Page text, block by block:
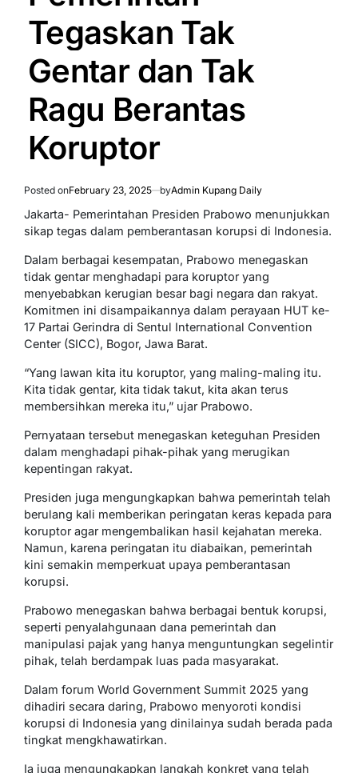
Tegaskan Tak
Gentar dan Tak
Ragu Berantas
Koruptor
Posted onFebruary 23, 2025 byAdmin Kupang Daily
Jakarta- Pemerintahan Presiden Prabowo menunjukkan
sikap tegas dalam pemberantasan korupsi di Indonesia.
Dalam berbagai kesempatan, Prabowo menegaskan
tidak gentar menghadapi para koruptor yang
menyebabkan kerugian besar bagi negara dan rakyat.
Komitmen ini disampaikannya dalam perayaan HUT ke-
17 Partai Gerindra di Sentul International Convention
Center (SICC), Bogor, Jawa Barat.
“Yang lawan kita itu koruptor, yang maling-maling itu.
Kita tidak gentar, kita tidak takut, kita akan terus
membersihkan mereka itu,” ujar Prabowo.
Pernyataan tersebut menegaskan keteguhan Presiden
dalam menghadapi pihak-pihak yang merugikan
kepentingan rakyat.
Presiden juga mengungkapkan bahwa pemerintah telah
berulang kali memberikan peringatan keras kepada para
koruptor agar mengembalikan hasil kejahatan mereka.
Namun, karena peringatan itu diabaikan, pemerintah
kini semakin memperkuat upaya pemberantasan
korupsi.
Prabowo menegaskan bahwa berbagai bentuk korupsi,
seperti penyalahgunaan dana pemerintah dan
manipulasi pajak yang hanya menguntungkan segelintir
pihak, telah berdampak luas pada masyarakat.
Dalam forum World Government Summit 2025 yang
dihadiri secara daring, Prabowo menyoroti kondisi
korupsi di Indonesia yang dinilainya sudah berada pada
tingkat mengkhawatirkan.
Ia juga mengungkapkan langkah konkret yang telah